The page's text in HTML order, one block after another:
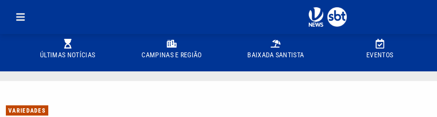
ÚLTIMAS NOTÍCIAS CAMPINAS E REGIÃO BAIXADA SANTISTA EVENTOS
VARIEDADES